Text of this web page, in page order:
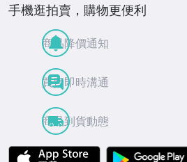
手機逛拍賣，購物更便利
商品降價通知
買賣即時溝通
商品到貨動態
APP Store